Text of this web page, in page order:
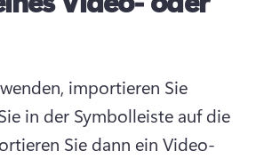
importieren Sie
in der Symbolleiste auf die
Sie dann ein Video-